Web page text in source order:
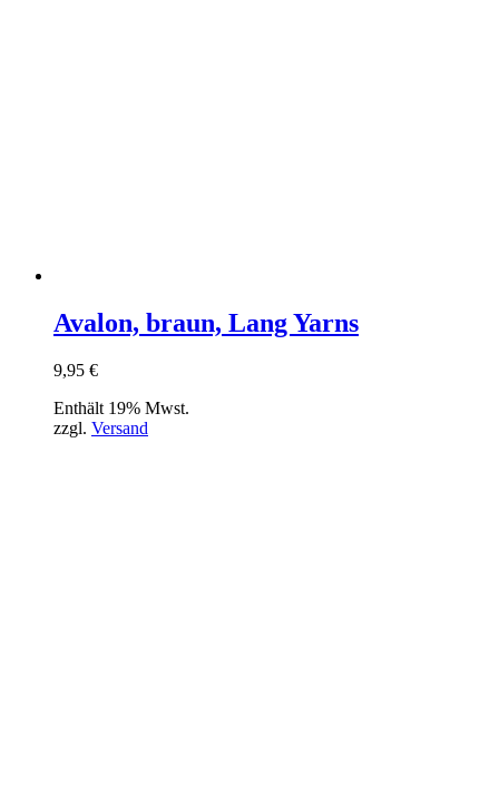
Avalon, braun, Lang Yarns
9,95 €
Enthält 19% Mwst.
zzgl. Versand